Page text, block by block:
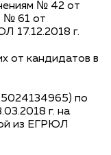
№ 42 от
№ 61 от
17.12.2018 г.
от кандидатов в
по
г. на
из ЕГРЮЛ